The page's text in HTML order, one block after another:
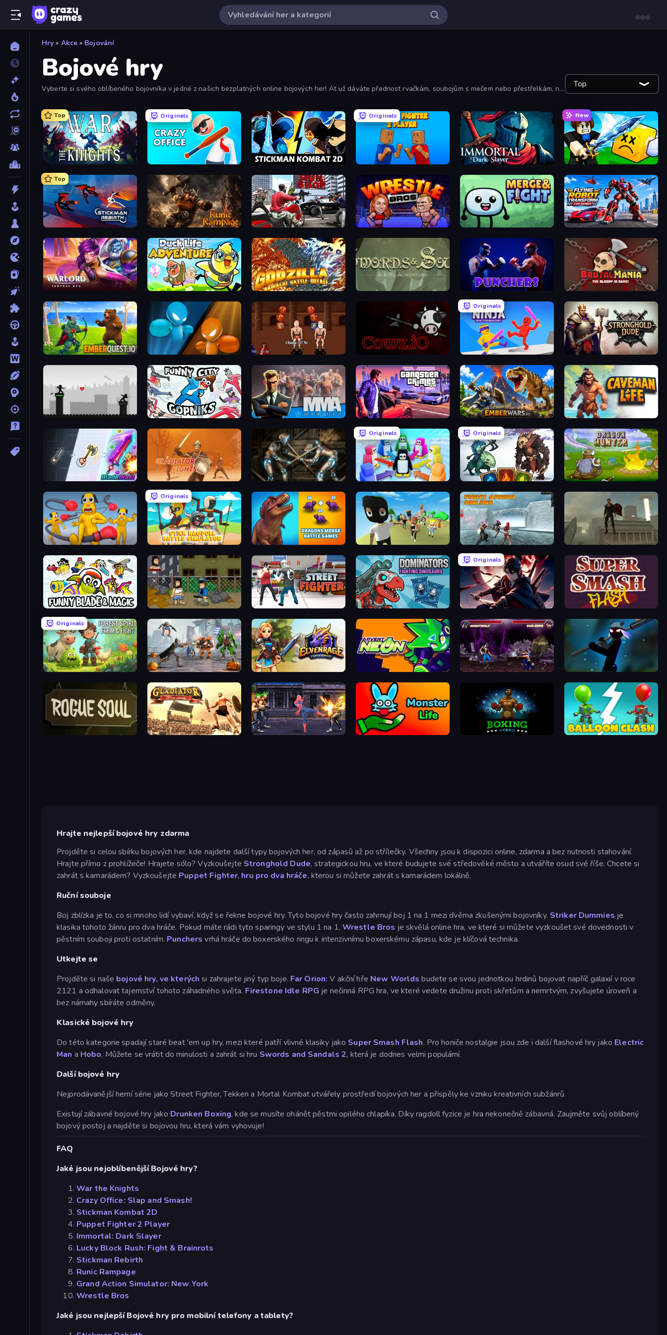
Hry » Akce » Bojování
Bojové hry
Vyberte si svého oblíbeného bojovníka v jedné z našich bezplatných online bojových her! Ať už dáváte přednost rvačkám, soubojům s mečem nebo přestřelkám, na
Top
Top
War the Knights
Originals
Crazy Office: Slap and Smash! Stickman Kombat 2D
Originals
Puppet Fighter 2 Player Immortal: Dark Slayer
New
Top
Stickman Rebirth Runic Rampage Grand Action Simulator: New York Wrestle Bros Merge & Fight Flying Robot Transform Car Games
Warlord: Fantasy RPG Duck Life: Adventure (Demo) Godzilla Daikaiju Battle Royale Swords & Souls Punchers BrutalMania.io (Brutal Mania)
EmberQuest.io Drunken Boxing Swords and Sandals 2 cowz.io
Originals
Ragdoll Ninja: Imposter Hero Stronghold Dude
Javelin Fighting Funny City: Gopniks MMA Manager 2 Gangster Crimes Online 6: Mafia City EmberWars.io Caveman Life
BladeBlast.io Gladiator Fights Striker Dummies
Originals
Knockout!
Originals
Dark Stones: Card Battle RPG Dragon Hunter
Annoying Uncle Punch Game
Originals
Stick Ragdoll Battle Simulator Dragons Merge: Battle Games Mr. Dude: King of the Hill Fight Arena Online The Superman - Theme is Aliens
Funny Blade & Magic Hobo Street Fighter Simulator Dominators: Fighting Dinosaurs
Originals
Samurai's Shadow Super Smash Flash
Originals
Forest Spirit: Farm & Fight Flying Bat Robot Car Transform Game Elvenrage Advent NEON Mortal Kombat Karnage Stickman Weapon Master
Rogue Soul 2 Gladiator: True Story Spider Hero Street Fight Monster Life Boxing Stars Balloon Clash
Hrajte nejlepší bojové hry zdarma
Projděte si celou sbírku bojových her, kde najdete další typy bojových her, od zápasů až po střílečky. Všechny jsou k dispozici online, zdarma a bez nutnosti stahování.
Hrajte přímo z prohlížeče! Hrajete sólo? Vyzkoušejte Stronghold Dude, strategickou hru, ve které budujete své středověké město a utváříte osud své říše. Chcete si
zahrát s kamarádem? Vyzkoušejte Puppet Fighter, hru pro dva hráče, kterou si můžete zahrát s kamarádem lokálně.
Ruční souboje
Boj zblízka je to, co si mnoho lidí vybaví, když se řekne bojové hry. Tyto bojové hry často zahrnují boj 1 na 1 mezi dvěma zkušenými bojovníky. Striker Dummies je
klasika tohoto žánru pro dva hráče. Pokud máte rádi tyto sparingy ve stylu 1 na 1, Wrestle Bros je skvělá online hra, ve které si můžete vyzkoušet své dovednosti v
pěstním souboji proti ostatním. Punchers vrhá hráče do boxerského ringu k intenzivnímu boxerskému zápasu, kde je klíčová technika.
Utkejte se
Projděte si naše bojové hry, ve kterýchsi zahrajete jiný typ boje. Far Orion: V akční hře New Worlds budete se svou jednotkou hrdinů bojovat napříč galaxií v roce
2121 a odhalovat tajemství tohoto záhadného světa. Firestone Idle RPG je nečinná RPG hra, ve které vedete družinu proti skřetům a nemrtvým, zvyšujete úroveň a
bez námahy sbíráte odměny.
Klasické bojové hry
Do této kategorie spadají staré beat 'em up hry, mezi které patří vlivné klasiky jako Super Smash Flash. Pro honiče nostalgie jsou zde i další flashové hry jako Electric
Man a Hobo. Můžete se vrátit do minulosti a zahrát si hru Swords and Sandals 2, která je dodnes velmi populární.
Další bojové hry
Nejprodávanější herní série jako Street Fighter, Tekken a Mortal Kombat utvářely prostředí bojových her a přispěly ke vzniku kreativních subžánrů.
Existují zábavné bojové hry jako Drunken Boxing, kde se musíte ohánět pěstmi opilého chlapíka. Díky ragdoll fyzice je hra nekonečně zábavná. Zaujměte svůj oblíbený
bojový postoj a najděte si bojovou hru, která vám vyhovuje!
FAQ
Jaké jsou nejoblíbenější Bojové hry?
War the Knights
Crazy Office: Slap and Smash!
Stickman Kombat 2D
Puppet Fighter 2 Player
Immortal: Dark Slayer
Lucky Block Rush: Fight & Brainrots
Stickman Rebirth
Runic Rampage
Grand Action Simulator: New York
Wrestle Bros
Jaké jsou nejlepší Bojové hry pro mobilní telefony a tablety?